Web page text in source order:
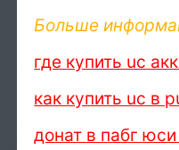
Больше
где купить uc
как купить uc в
донат в пабг